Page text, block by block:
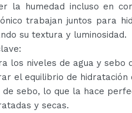
la humedad incluso en
trabajan juntos para
su textura y luminosidad.
los niveles de agua y sebo
el equilibrio de
de sebo, lo que la hace
y secas.